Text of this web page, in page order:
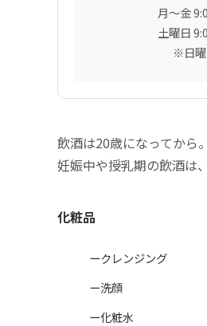
月〜金
土曜日
※日曜
飲酒は20歳になってから
妊娠中や授乳期の飲酒は
化粧品
ークレンジング
ー洗顔
ー化粧水